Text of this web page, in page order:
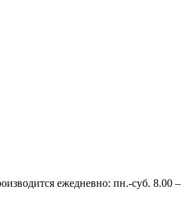
ежедневно: пн.-суб. 8.00 –